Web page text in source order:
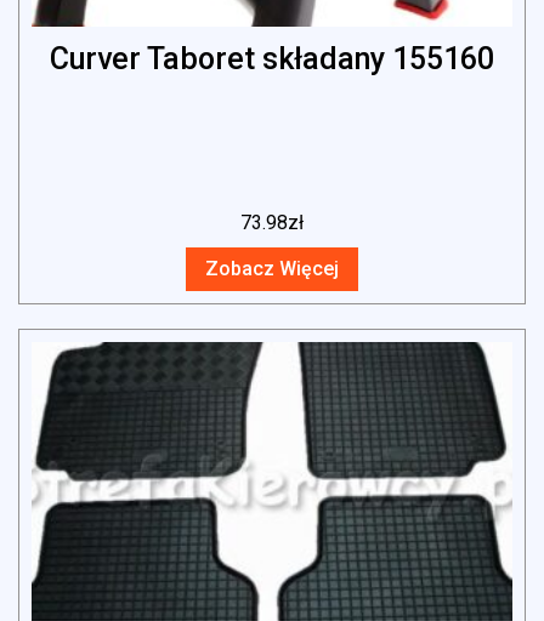
Curver Taboret składany 155160
73.98zł
Zobacz Więcej